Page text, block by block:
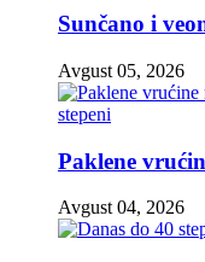
Sunčano i
Avgust 05, 2026
Paklene
Avgust 04, 2026